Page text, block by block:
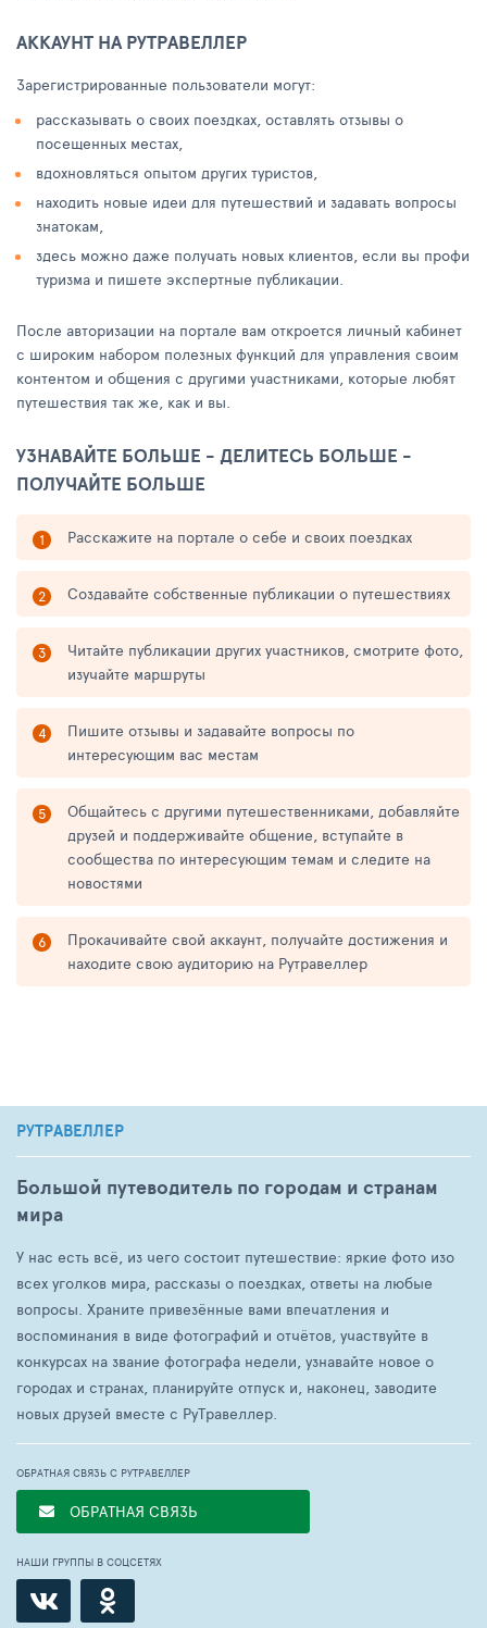
АККАУНТ НА РУТРАВЕЛЛЕР
Зарегистрированные пользователи могут:
рассказывать о своих поездках, оставлять отзывы о
посещенных местах,
вдохновляться опытом других туристов,
находить новые идеи для путешествий и задавать вопросы
знатокам,
здесь можно даже получать новых клиентов, если вы профи
туризма и пишете экспертные публикации.
После авторизации на портале вам откроется личный кабинет
с широким набором полезных функций для управления своим
контентом и общения с другими участниками, которые любят
путешествия так же, как и вы.
УЗНАВАЙТЕ БОЛЬШЕ - ДЕЛИТЕСЬ БОЛЬШЕ -
ПОЛУЧАЙТЕ БОЛЬШЕ
Расскажите на портале о себе и своих поездках
Создавайте собственные публикации о путешествиях
Читайте публикации других участников, смотрите фото,
изучайте маршруты
Пишите отзывы и задавайте вопросы по
интересующим вас местам
Общайтесь с другими путешественниками, добавляйте
друзей и поддерживайте общение, вступайте в
сообщества по интересующим темам и следите на
новостями
Прокачивайте свой аккаунт, получайте достижения и
находите свою аудиторию на Рутравеллер
РУТРАВЕЛЛЕР
Большой путеводитель по городам и странам
мира
У нас есть всё, из чего состоит путешествие: яркие фото изо
всех уголков мира, рассказы о поездках, ответы на любые
вопросы. Храните привезённые вами впечатления и
воспоминания в виде фотографий и отчётов, участвуйте в
конкурсах на звание фотографа недели, узнавайте новое о
городах и странах, планируйте отпуск и, наконец, заводите
новых друзей вместе с РуТравеллер.
ОБРАТНАЯ СВЯЗЬ С РУТРАВЕЛЛЕР
ОБРАТНАЯ СВЯЗЬ
НАШИ ГРУППЫ В СОЦСЕТЯХ